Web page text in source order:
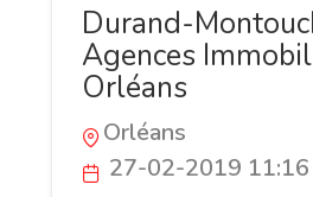
Durand-
Agences
Orléans
Orléans
27-02-2019 11:16